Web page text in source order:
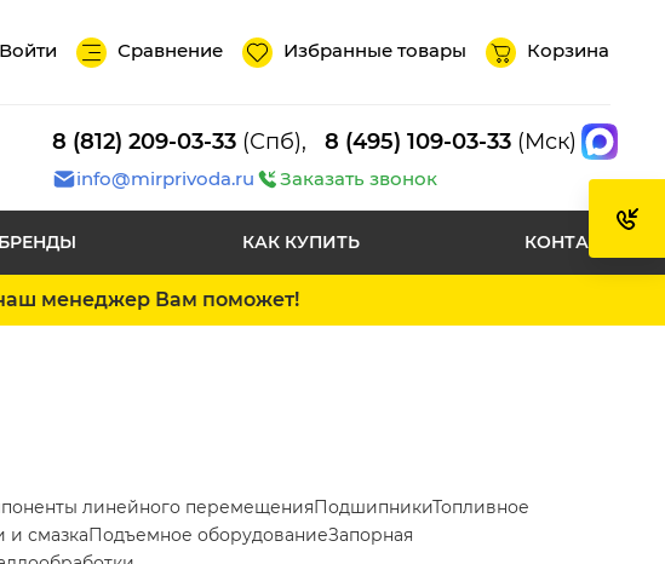
Войти Сравнение Избранные товары Корзина
8 (812) 209-03-33 (Спб), 8 (495) 109-03-33 (Мск)
info@mirprivoda.ru Заказать звонок
БРЕНДЫ КАК КУПИТЬ КОНТАКТЫ
менеджер Вам поможет!
линейного перемещенияПодшипникиТопливное
и смазкаПодъемное оборудованиеЗапорная